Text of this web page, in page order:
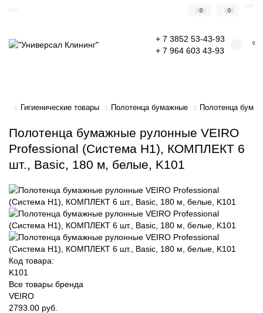
0 0
+ 7 3852 53-43-93
+ 7 964 603 43-93
0
Гигиенические товары Полотенца бумажные Полотенца
Полотенца бумажные рулонные VEIRO
Professional (Система H1), КОМПЛЕКТ 6
шт., Basic, 180 м, белые, K101
Код товара:
K101
Все товары бренда
VEIRO
2793.00 руб.